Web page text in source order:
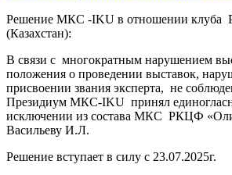
Решение МКС -IKU в отношении
(Казахстан):
В связи с многократным нарушением
положения о проведении выставок,
присвоении звания эксперта, не
Президиум МКС-IKU принял
исключении из состава МКС РКЦФ
Васильеву И.Л.
Решение вступает в силу с 23.07.2025г.